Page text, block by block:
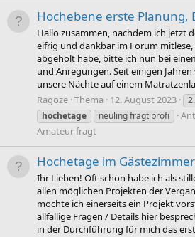
Hochebene erste Planung,
Hallo zusammen, nachdem ich jetzt
eifrig und dankbar im Forum
abgeholt habe, bitte ich nun bei
und Anregungen. Seit einigen
unsere Nächte auf einem
Ragoze Thema 12. August 2023
hochetage
neuling fragt profi
Amateur fragt
Hochetage im
Ihr Lieben! Oft schon habe ich als
allen möglichen Projekten der
möchte ich einerseits ein Projekt
allfällige Fragen / Details hier
in der Durchführung für mich das